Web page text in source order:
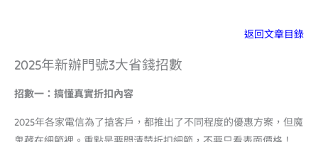
返回文章目錄
2025年新辦門號3大省錢招數
招數一：搞懂真實折扣內容
2025年各家電信為了搶客戶，都推出了不同程度的優惠方案，但魔